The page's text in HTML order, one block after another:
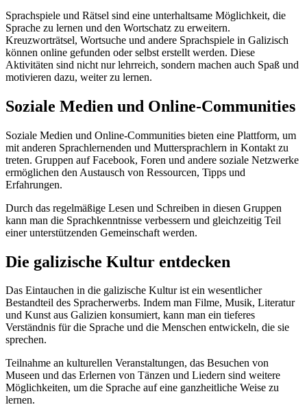
Sprachspiele und Rätsel sind eine unterhaltsame Möglichkeit, die
Sprache zu lernen und den Wortschatz zu erweitern.
Kreuzworträtsel, Wortsuche und andere Sprachspiele in Galizisch
können online gefunden oder selbst erstellt werden. Diese
Aktivitäten sind nicht nur lehrreich, sondern machen auch Spaß und
motivieren dazu, weiter zu lernen.
Soziale Medien und Online-Communities
Soziale Medien und Online-Communities bieten eine Plattform, um
mit anderen Sprachlernenden und Muttersprachlern in Kontakt zu
treten. Gruppen auf Facebook, Foren und andere soziale Netzwerke
ermöglichen den Austausch von Ressourcen, Tipps und
Erfahrungen.
Durch das regelmäßige Lesen und Schreiben in diesen Gruppen
kann man die Sprachkenntnisse verbessern und gleichzeitig Teil
einer unterstützenden Gemeinschaft werden.
Die galizische Kultur entdecken
Das Eintauchen in die galizische Kultur ist ein wesentlicher
Bestandteil des Spracherwerbs. Indem man Filme, Musik, Literatur
und Kunst aus Galizien konsumiert, kann man ein tieferes
Verständnis für die Sprache und die Menschen entwickeln, die sie
sprechen.
Teilnahme an kulturellen Veranstaltungen, das Besuchen von
Museen und das Erlernen von Tänzen und Liedern sind weitere
Möglichkeiten, um die Sprache auf eine ganzheitliche Weise zu
lernen.